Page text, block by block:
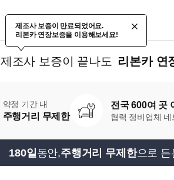
제조사 보증이 끝나도 리본카 연
제조사 보증이 만료되었어요.
리본카 연장보증을 이용해보세요!
약정 기간 내
주행거리 무제한
전국 600여 곳
협력 정비업체 네
180일 동안,주행거리 무제한으로 든